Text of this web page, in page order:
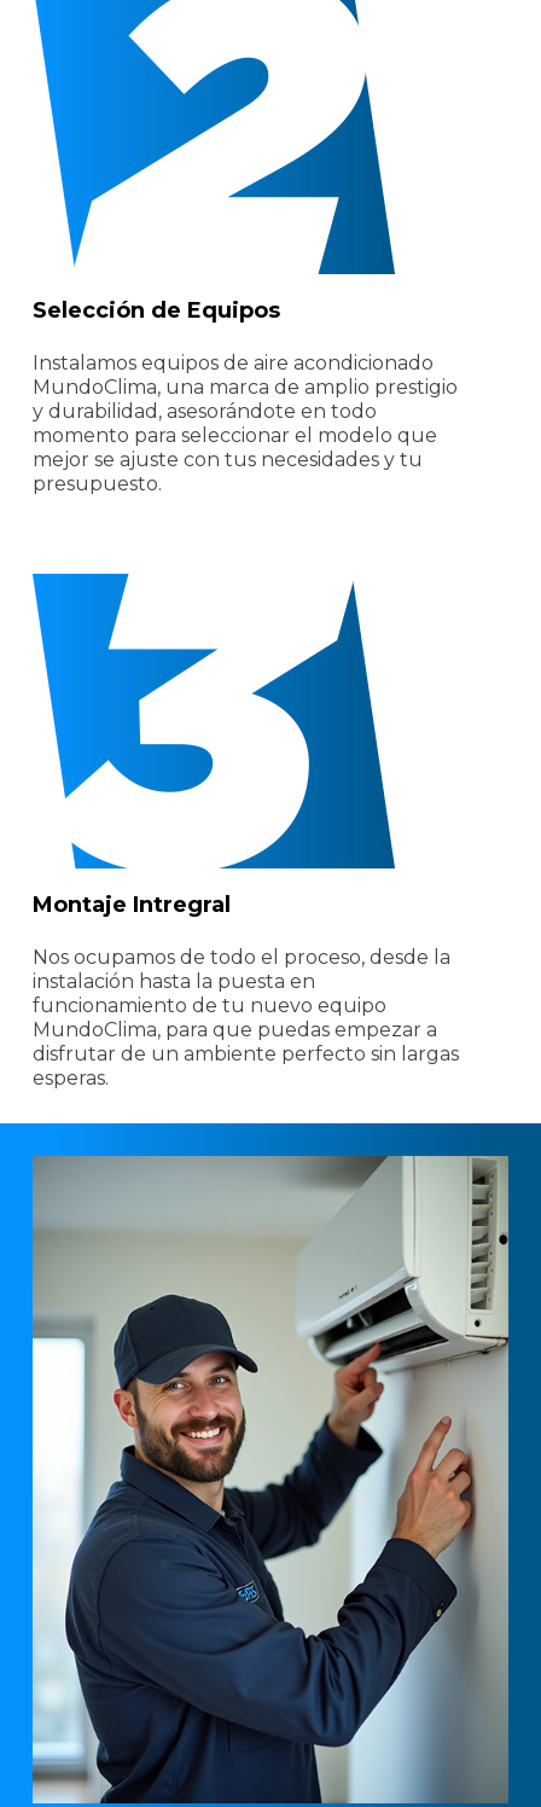
Selección de Equipos
Instalamos equipos de aire acondicionado
MundoClima, una marca de amplio prestigio
y durabilidad, asesorándote en todo
momento para seleccionar el modelo que
mejor se ajuste con tus necesidades y tu
presupuesto.
Montaje Intregral
Nos ocupamos de todo el proceso, desde la
instalación hasta la puesta en
funcionamiento de tu nuevo equipo
MundoClima, para que puedas empezar a
disfrutar de un ambiente perfecto sin largas
esperas.